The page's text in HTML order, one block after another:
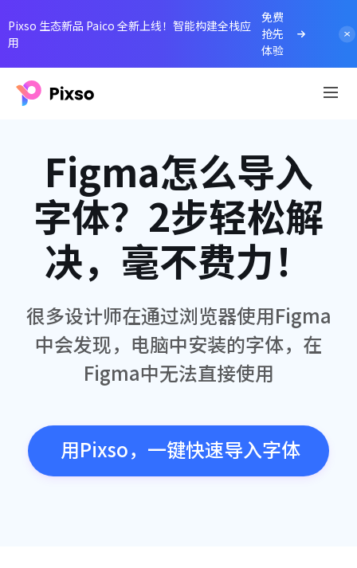
Pixso 生态新品 Paico 全新上线！智能构建全栈应
用
免费
抢先
体验
Figma怎么导入
字体？2步轻松解
决，毫不费力！
很多设计师在通过浏览器使用Figma
中会发现，电脑中安装的字体，在
Figma中无法直接使用
用Pixso，一键快速导入字体